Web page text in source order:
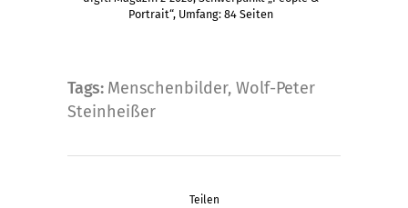
Die
Optionen
auf
Portrait“, Umfang: 84 Seiten
Tags: Menschenbilder, Wolf-Peter
Steinheißer
Teilen